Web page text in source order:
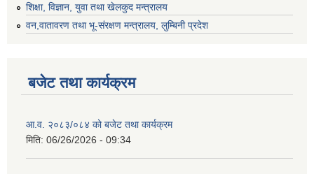
शिक्षा, विज्ञान, युवा तथा खेलकुद मन्‍‍त्रालय
वन,वातावरण तथा भू-संरक्षण मन्त्रालय, लुम्बिनी प्रदेश
बजेट तथा कार्यक्रम
आ.व. २०८३/०८४ को बजेट तथा कार्यक्रम
मिति: 06/26/2026 - 09:34